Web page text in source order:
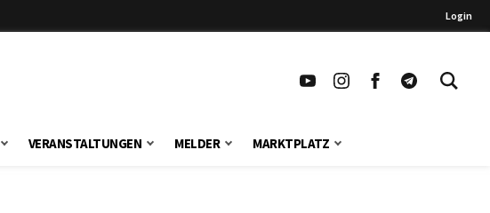
Login
VERANSTALTUNGEN MELDER MARKTPLATZ